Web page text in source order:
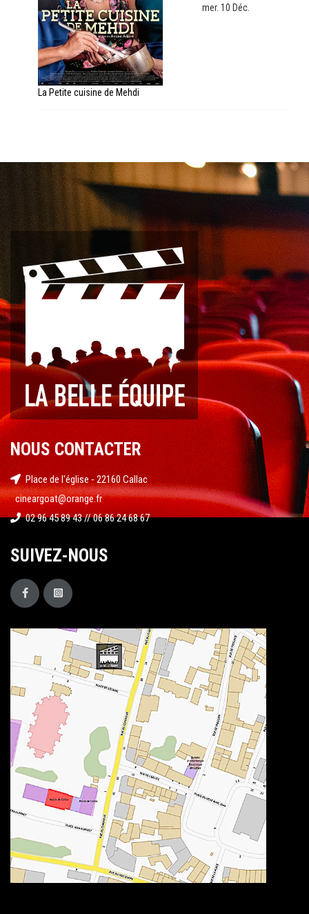
La Petite cuisine de Mehdi
mer. 10 Déc.
NOUS CONTACTER
Place de l'église - 22160 Callac
cineargoat@orange.fr
02 96 45 89 43 // 06 86 24 68 67
SUIVEZ-NOUS